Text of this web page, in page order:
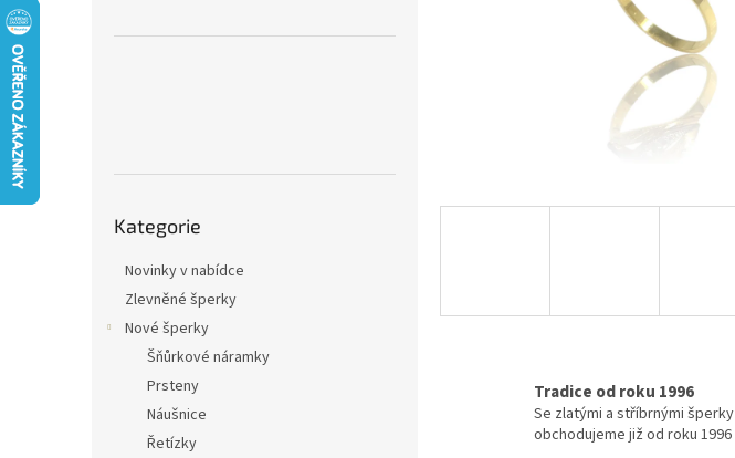
kategorie
Kategorie
Novinky v nabídce
Zlevněné šperky
Nové šperky
Šňůrkové náramky
Prsteny
Náušnice
Řetízky
Tradice od roku 1996
Se zlatými a stříbrnými šperky
obchodujeme již od roku 1996